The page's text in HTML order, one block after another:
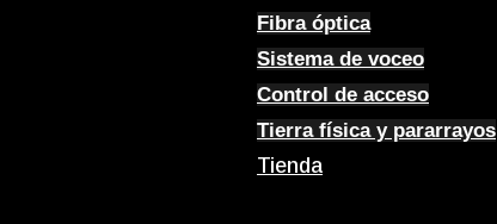
Fibra óptica
Sistema de voceo
Control de acceso
Tierra física y pararrayos
Tienda